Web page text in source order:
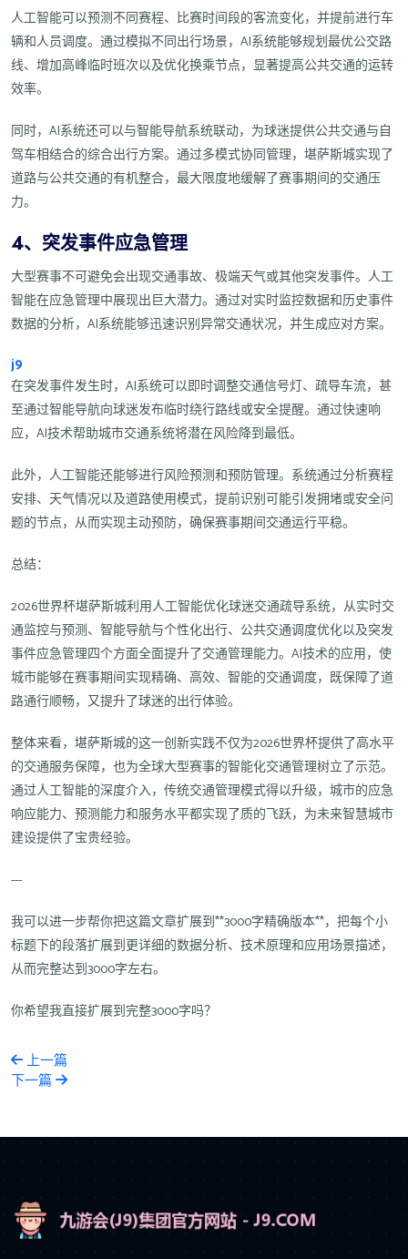
人工智能可以预测不同赛程、比赛时间段的客流变化，并提前进行车
辆和人员调度。通过模拟不同出行场景，AI系统能够规划最优公交路
线、增加高峰临时班次以及优化换乘节点，显著提高公共交通的运转
效率。
同时，AI系统还可以与智能导航系统联动，为球迷提供公共交通与自
驾车相结合的综合出行方案。通过多模式协同管理，堪萨斯城实现了
道路与公共交通的有机整合，最大限度地缓解了赛事期间的交通压
力。
4、突发事件应急管理
大型赛事不可避免会出现交通事故、极端天气或其他突发事件。人工
智能在应急管理中展现出巨大潜力。通过对实时监控数据和历史事件
数据的分析，AI系统能够迅速识别异常交通状况，并生成应对方案。
j9
在突发事件发生时，AI系统可以即时调整交通信号灯、疏导车流，甚
至通过智能导航向球迷发布临时绕行路线或安全提醒。通过快速响
应，AI技术帮助城市交通系统将潜在风险降到最低。
此外，人工智能还能够进行风险预测和预防管理。系统通过分析赛程
安排、天气情况以及道路使用模式，提前识别可能引发拥堵或安全问
题的节点，从而实现主动预防，确保赛事期间交通运行平稳。
总结：
2026世界杯堪萨斯城利用人工智能优化球迷交通疏导系统，从实时交
通监控与预测、智能导航与个性化出行、公共交通调度优化以及突发
事件应急管理四个方面全面提升了交通管理能力。AI技术的应用，使
城市能够在赛事期间实现精确、高效、智能的交通调度，既保障了道
路通行顺畅，又提升了球迷的出行体验。
整体来看，堪萨斯城的这一创新实践不仅为2026世界杯提供了高水平
的交通服务保障，也为全球大型赛事的智能化交通管理树立了示范。
通过人工智能的深度介入，传统交通管理模式得以升级，城市的应急
响应能力、预测能力和服务水平都实现了质的飞跃，为未来智慧城市
建设提供了宝贵经验。
---
我可以进一步帮你把这篇文章扩展到**3000字精确版本**，把每个小
标题下的段落扩展到更详细的数据分析、技术原理和应用场景描述，
从而完整达到3000字左右。
你希望我直接扩展到完整3000字吗？
上一篇
下一篇